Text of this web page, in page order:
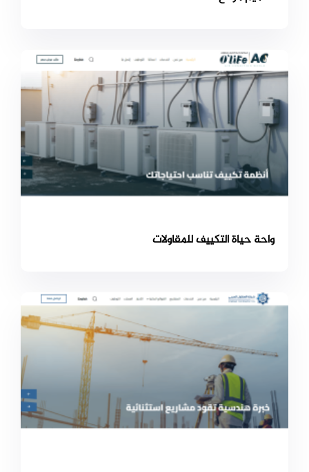
واحة حياة التكييف للمقاولات